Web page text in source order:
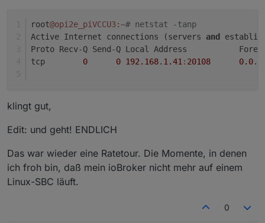
root@opi2e_piVCCU3 :~# netstat -tanp
Active Internet connections (servers and
Proto Recv-Q Send-Q Local Address
tcp 0 0 192.168. 1.41 : 20108 0.0.
klingt gut,
Edit: und geht! ENDLICH
Das war wieder eine Ratetour. Die Momente, in denen
ich froh bin, daß mein ioBroker nicht mehr auf einem
Linux-SBC läuft.
0